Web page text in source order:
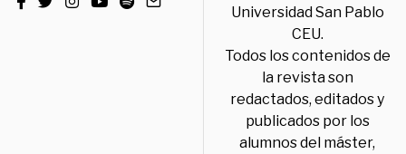
Universidad San Pablo
CEU.
Todos los contenidos de
la revista son
redactados, editados y
publicados por los
alumnos del máster,